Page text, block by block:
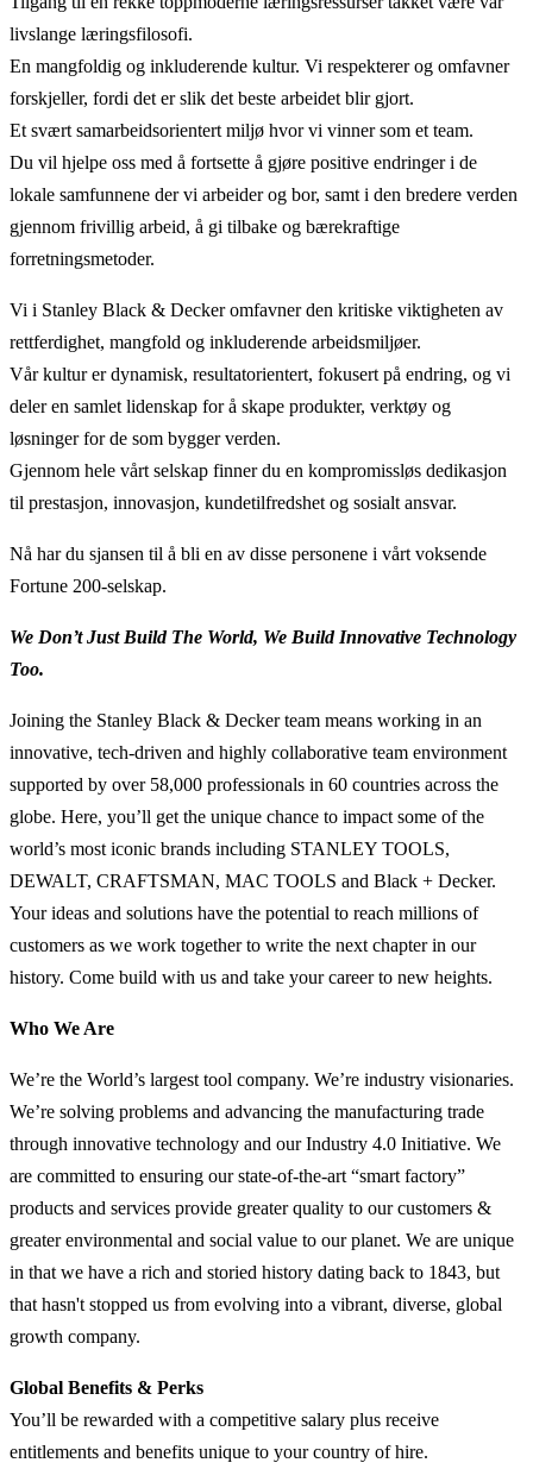
livslange læringsfilosofi.
En mangfoldig og inkluderende kultur. Vi respekterer og omfavner
forskjeller, fordi det er slik det beste arbeidet blir gjort.
Et svært samarbeidsorientert miljø hvor vi vinner som et team.
Du vil hjelpe oss med å fortsette å gjøre positive endringer i de
lokale samfunnene der vi arbeider og bor, samt i den bredere verden
gjennom frivillig arbeid, å gi tilbake og bærekraftige
forretningsmetoder.
Vi i Stanley Black & Decker omfavner den kritiske viktigheten av
rettferdighet, mangfold og inkluderende arbeidsmiljøer.
Vår kultur er dynamisk, resultatorientert, fokusert på endring, og vi
deler en samlet lidenskap for å skape produkter, verktøy og
løsninger for de som bygger verden.
Gjennom hele vårt selskap finner du en kompromissløs dedikasjon
til prestasjon, innovasjon, kundetilfredshet og sosialt ansvar.
Nå har du sjansen til å bli en av disse personene i vårt voksende
Fortune 200-selskap.
We Don’t Just Build The World, We Build Innovative Technology
Too.
Joining the Stanley Black & Decker team means working in an
innovative, tech-driven and highly collaborative team environment
supported by over 58,000 professionals in 60 countries across the
globe. Here, you’ll get the unique chance to impact some of the
world’s most iconic brands including STANLEY TOOLS,
DEWALT, CRAFTSMAN, MAC TOOLS and Black + Decker.
Your ideas and solutions have the potential to reach millions of
customers as we work together to write the next chapter in our
history. Come build with us and take your career to new heights.
Who We Are
We’re the World’s largest tool company. We’re industry visionaries.
We’re solving problems and advancing the manufacturing trade
through innovative technology and our Industry 4.0 Initiative. We
are committed to ensuring our state-of-the-art “smart factory”
products and services provide greater quality to our customers &
greater environmental and social value to our planet. We are unique
in that we have a rich and storied history dating back to 1843, but
that hasn't stopped us from evolving into a vibrant, diverse, global
growth company.
Global Benefits & Perks
You’ll be rewarded with a competitive salary plus receive
entitlements and benefits unique to your country of hire.